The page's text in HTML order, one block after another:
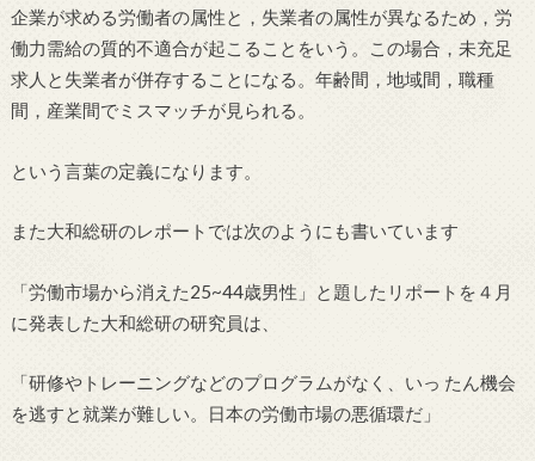
企業が求める労働者の属性と，失業者の属性が異なるため，労
働力需給の質的不適合が起こることをいう。この場合，未充足
求人と失業者が併存することになる。年齢間，地域間，職種
間，産業間でミスマッチが見られる。
という言葉の定義になります。
また大和総研のレポートでは次のようにも書いています
「労働市場から消えた25~44歳男性」と題したリポートを４月
に発表した大和総研の研究員は、
「研修やトレーニングなどのプログラムがなく、いっ たん機会
を逃すと就業が難しい。日本の労働市場の悪循環だ」